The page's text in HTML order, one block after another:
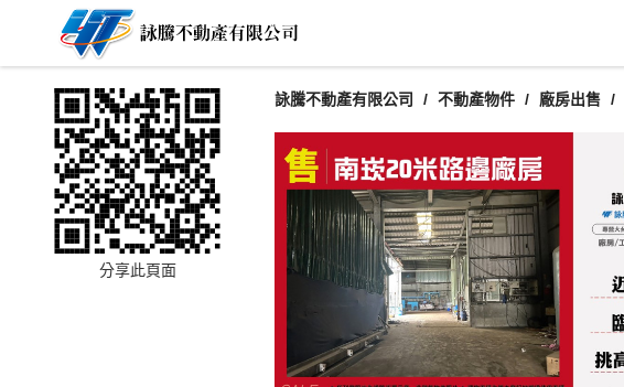
詠騰不動產有限公司 不動產物件 廠房出售
分享此頁面